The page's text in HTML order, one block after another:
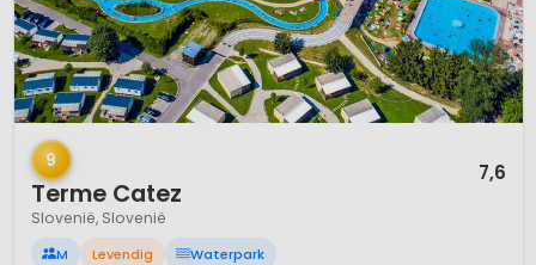
1 / 12
9
Terme Catez
7,6
Slovenië, Slovenië
M Levendig Waterpark